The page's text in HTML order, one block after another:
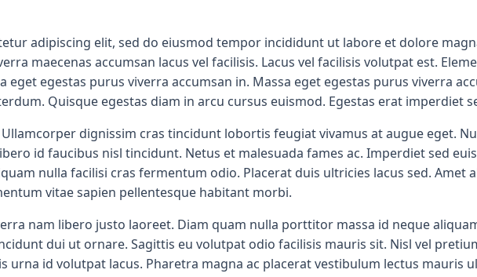
adipiscing elit, sed do eiusmod tempor incididunt ut labore et dolore
maecenas accumsan lacus vel facilisis. Lacus vel facilisis volutpat est.
eget egestas purus viverra accumsan in. Massa eget egestas purus viverra
Quisque egestas diam in arcu cursus euismod. Egestas erat imperdiet
dignissim cras tincidunt lobortis feugiat vivamus at augue eget.
id faucibus nisl tincidunt. Netus et malesuada fames ac. Imperdiet sed
nulla facilisi cras fermentum odio. Placerat duis ultricies lacus sed. Amet
vitae sapien pellentesque habitant morbi.
nam libero justo laoreet. Diam quam nulla porttitor massa id neque
dui ut ornare. Sagittis eu volutpat odio facilisis mauris sit. Nisl vel
urna id volutpat lacus. Pharetra magna ac placerat vestibulum lectus mauris